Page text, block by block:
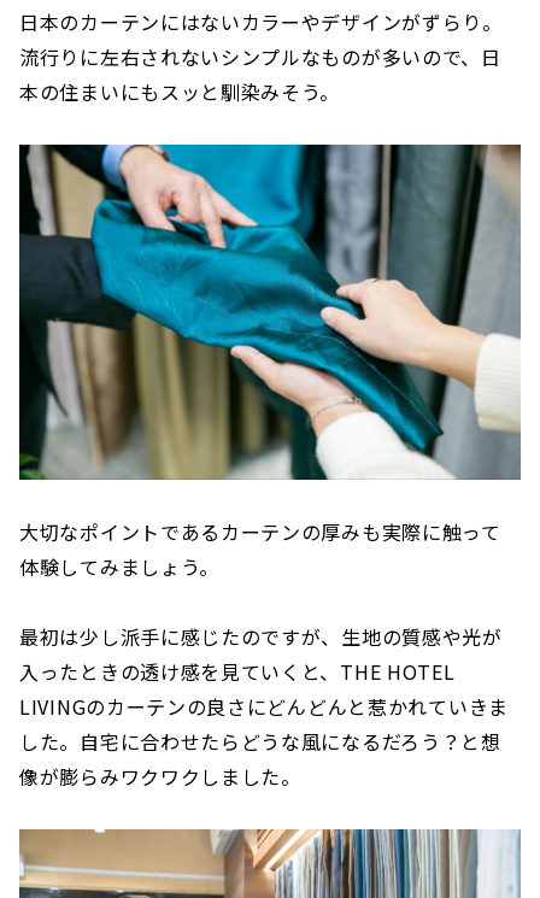
日本のカーテンにはないカラーやデザインがずらり。
流行りに左右されないシンプルなものが多いので、日
本の住まいにもスッと馴染みそう。
大切なポイントであるカーテンの厚みも実際に触って
体験してみましょう。
最初は少し派手に感じたのですが、生地の質感や光が
入ったときの透け感を見ていくと、THE HOTEL
LIVINGのカーテンの良さにどんどんと惹かれていきま
した。自宅に合わせたらどうな風になるだろう？と想
像が膨らみワクワクしました。